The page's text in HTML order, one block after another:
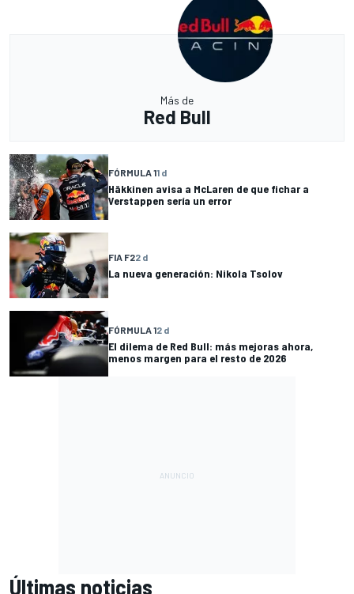
Más de
Red Bull
FÓRMULA 11 d
Häkkinen avisa a McLaren de que fichar a
Verstappen sería un error
FIA F22 d
La nueva generación: Nikola Tsolov
FÓRMULA 12 d
El dilema de Red Bull: más mejoras ahora,
menos margen para el resto de 2026
Últimas noticias